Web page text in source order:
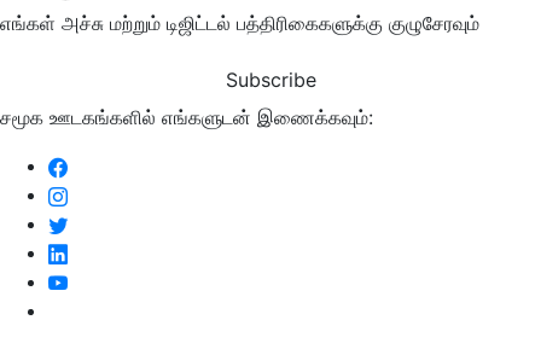
எங்கள் அச்சு மற்றும் டிஜிட்டல் பத்திரிகைகளுக்கு குழுசேரவும்
Subscribe
சமூக ஊடகங்களில் எங்களுடன் இணைக்கவும்: